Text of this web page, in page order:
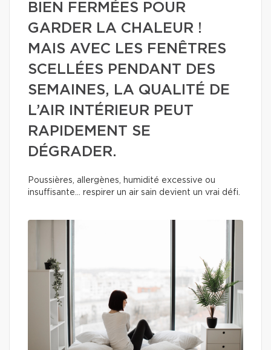
BIEN FERMÉES POUR
GARDER LA CHALEUR !
MAIS AVEC LES FENÊTRES
SCELLÉES PENDANT DES
SEMAINES, LA QUALITÉ DE
L’AIR INTÉRIEUR PEUT
RAPIDEMENT SE
DÉGRADER.
Poussières, allergènes, humidité excessive ou
insuffisante… respirer un air sain devient un vrai défi.